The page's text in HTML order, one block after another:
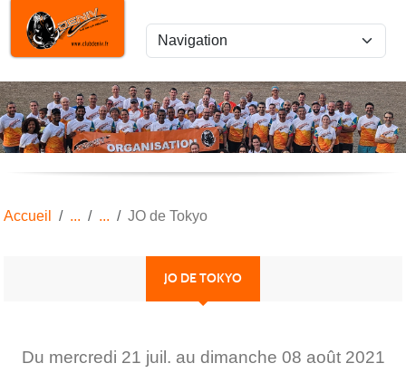
Accueil JO de Tokyo
JO DE TOKYO
Du mercredi 21 juil. au dimanche 08 août 2021
Panneau de gestion des cookies